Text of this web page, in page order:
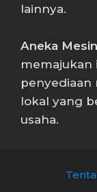
lainnya.
Aneka
memajukan
penyediaan
lokal yang
usaha.